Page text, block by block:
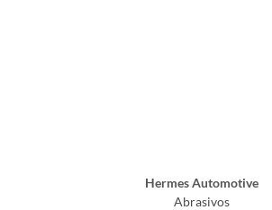
Hermes Automotive
Abrasivos